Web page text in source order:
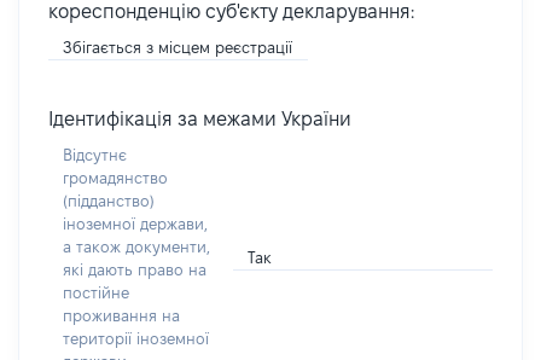
кореспонденцію суб'єкту декларування:
Збігається з місцем реєстрації
Ідентифікація за межами України
Відсутнє
громадянство
(підданство)
іноземної держави,
а також документи,
які дають право на
постійне
проживання на
території іноземної
Так